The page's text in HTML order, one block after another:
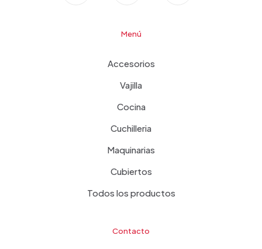
Menú
Accesorios
Vajilla
Cocina
Cuchilleria
Maquinarias
Cubiertos
Todos los productos
Contacto